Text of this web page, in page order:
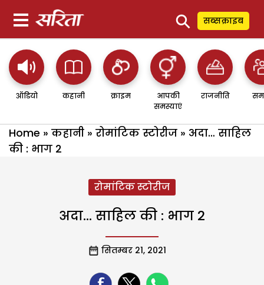
⚲ सब्सक्राइब
ऑडियो कहानी क्राइम
आपकी
समस्याएं
राजनीति
Home » कहानी » रोमांटिक स्टोरीज » अदा… साहिल
की : भाग 2
रोमांटिक स्टोरीज
अदा… साहिल की : भाग 2
सितम्बर 21, 2021